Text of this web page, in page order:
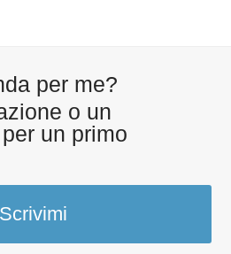
per me?
o un
un primo
Scrivimi